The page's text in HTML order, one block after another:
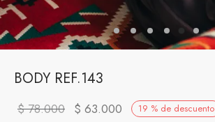
BODY REF.143
19 % de descuento
$78.000 El precio
$ 63.000 El precio